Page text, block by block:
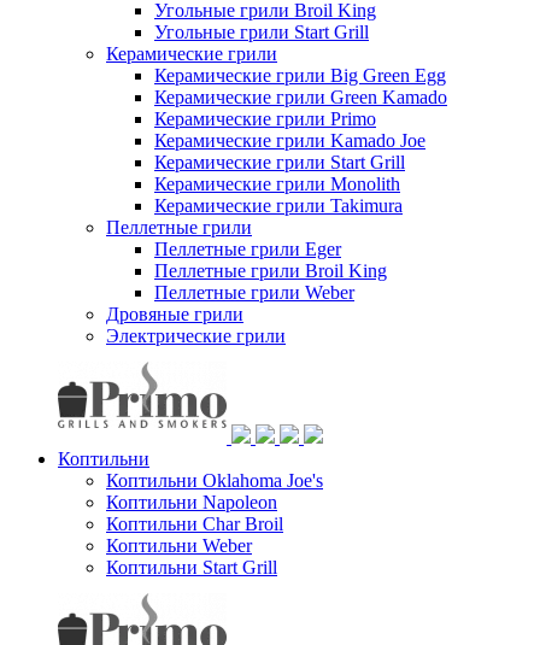
Угольные грили Broil King
Угольные грили Start Grill
Керамические грили
Керамические грили Big Green Egg
Керамические грили Green Kamado
Керамические грили Primo
Керамические грили Kamado Joe
Керамические грили Start Grill
Керамические грили Monolith
Керамические грили Takimura
Пеллетные грили
Пеллетные грили Eger
Пеллетные грили Broil King
Пеллетные грили Weber
Дровяные грили
Электрические грили
Коптильни
Коптильни Oklahoma Joe's
Коптильни Napoleon
Коптильни Char Broil
Коптильни Weber
Коптильни Start Grill